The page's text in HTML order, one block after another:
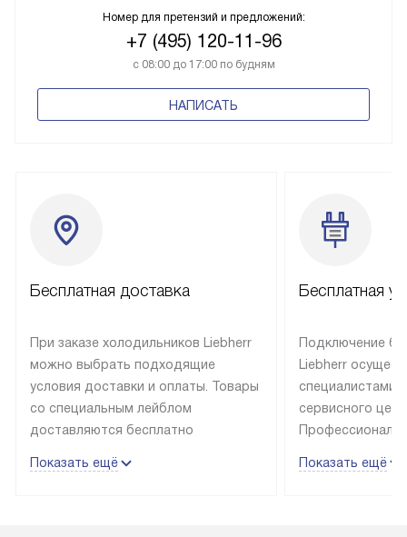
Номер для претензий и предложений:
+7 (495) 120-11-96
с 08:00 до 17:00 по будням
НАПИСАТЬ
Бесплатная доставка
При заказе холодильников Liebherr
можно выбрать подходящие
условия доставки и оплаты. Товары
со специальным лейблом
доставляются бесплатно
до подъезда, выезд за МКАД
Показать ещё
Бесплатная
Подключение
Liebherr
специалистами
сервисного
эксплуатации
Показать ещё